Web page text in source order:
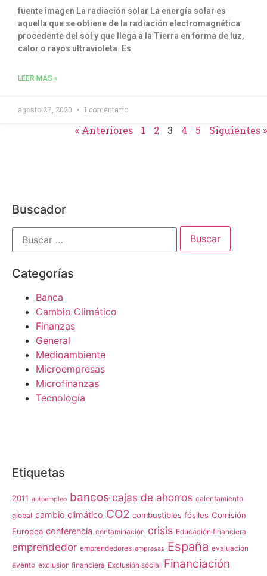
fuente imagen La radiación solar La energía solar es
aquella que se obtiene de la radiación electromagnética
procedente del sol y que llega a la Tierra en forma de luz,
calor o rayos ultravioleta. Es
LEER MÁS »
agosto 27, 2020 1 comentario
« Anteriores 1 2 3 4 5 Siguientes »
Buscador
Categorías
Banca
Cambio Climático
Finanzas
General
Medioambiente
Microempresas
Microfinanzas
Tecnología
Etiquetas
2011 autoempleo bancos cajas de ahorros calentamiento
global cambio climático CO2 combustibles fósiles Comisión
Europea conferencia contaminación crisis Educación financiera
emprendedor emprendedores empresas España evaluacion
evento exclusion financiera Exclusión social Financiación